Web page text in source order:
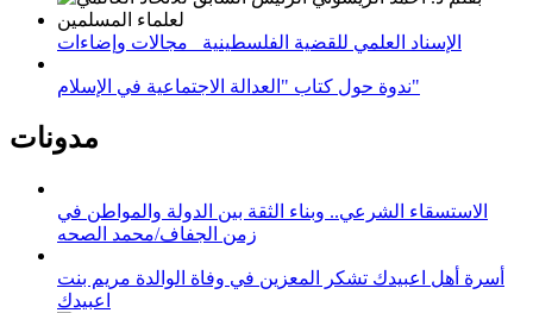
الإسناد العلمي للقضية الفلسطينية_ مجالات وإضاءات
ندوة حول كتاب "العدالة الاجتماعية في الإسلام"
مدونات
الاستسقاء الشرعي.. وبناء الثقة بين الدولة والمواطن في
زمن الجفاف/محمد الصحه
أسرة أهل اعبيدك تشكر المعزين في وفاة الوالدة مريم بنت
اعبيدك